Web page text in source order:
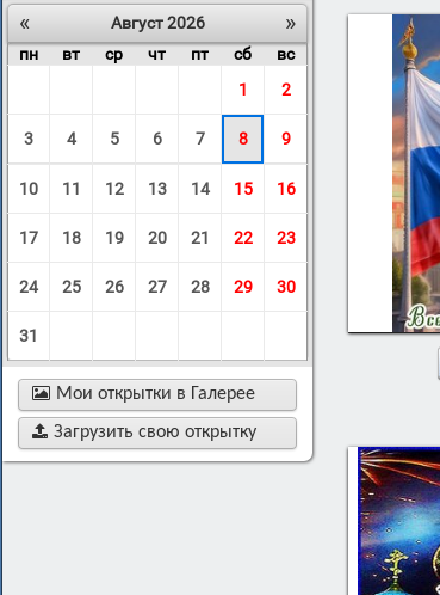
«
»
Август 2026
пн
вт ср чт пт сб
вс
1
2
3 4 5 6 7 8 9
10 11 12 13 14 15 16
17 18 19 20 21 22 23
24 25 26 27 28 29 30
31
 Мои открытки в Галерее
 Загрузить свою открытку